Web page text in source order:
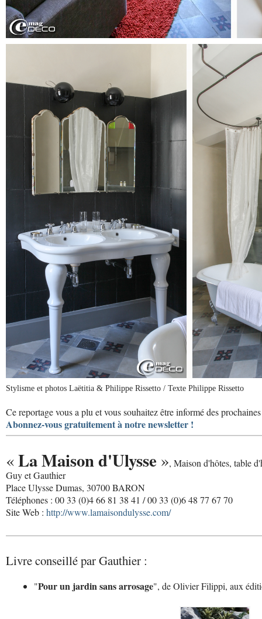
Stylisme et photos Laëtitia & Philippe Rissetto / Texte Philippe Rissetto
Ce reportage vous a plu et vous souhaitez être informé des
Abonnez-vous gratuitement à notre newsletter !
«La Maison d'Ulysse », Maison d'hôtes, table
Guy et Gauthier
Place Ulysse Dumas, 30700 BARON
Téléphones : 00 33 (0)4 66 81 38 41 / 00 33 (0)6 48 77 67 70
Site Web : http://www.lamaisondulysse.com/
Livre conseillé par Gauthier :
"Pour un jardin sans arrosage", de Olivier Filippi, aux